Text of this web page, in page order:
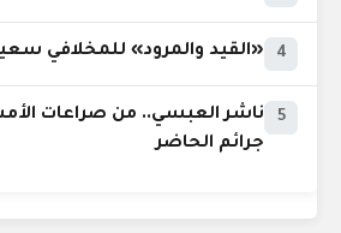
4 «القيد والمرود» للمخلافي
5
ناشر العبسي.. من صراعات
جرائم الحاضر